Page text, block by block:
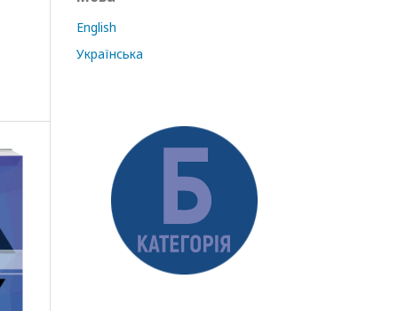
English
Українська